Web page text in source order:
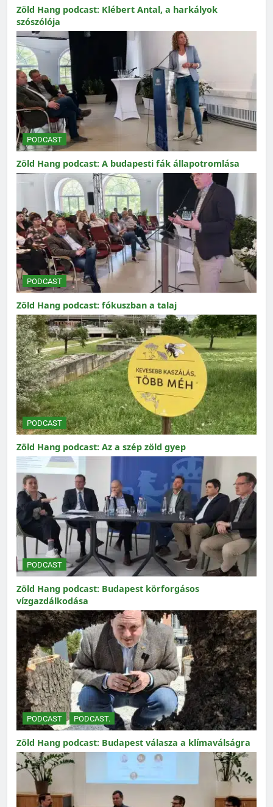
Zöld Hang podcast: Klébert Antal, a harkályok
szószólója
PODCAST
Zöld Hang podcast: A budapesti fák állapotromlása
PODCAST
Zöld Hang podcast: fókuszban a talaj
PODCAST
Zöld Hang podcast: Az a szép zöld gyep
PODCAST
Zöld Hang podcast: Budapest körforgásos
vízgazdálkodása
PODCAST PODCAST.
Zöld Hang podcast: Budapest válasza a klímaválságra